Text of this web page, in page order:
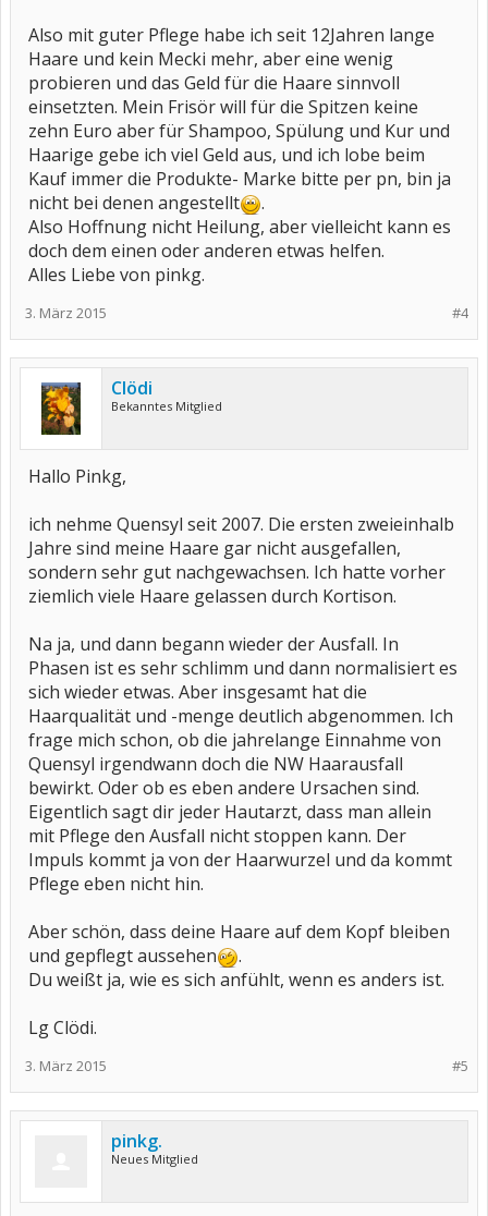
Also mit guter Pflege habe ich seit 12Jahren lange
Haare und kein Mecki mehr, aber eine wenig
probieren und das Geld für die Haare sinnvoll
einsetzten. Mein Frisör will für die Spitzen keine
zehn Euro aber für Shampoo, Spülung und Kur und
Haarige gebe ich viel Geld aus, und ich lobe beim
Kauf immer die Produkte- Marke bitte per pn, bin ja
nicht bei denen angestellt
.
Also Hoffnung nicht Heilung, aber vielleicht kann es
doch dem einen oder anderen etwas helfen.
Alles Liebe von pinkg.
#4
3. März 2015
Clödi
Bekanntes Mitglied
Hallo Pinkg,
ich nehme Quensyl seit 2007. Die ersten zweieinhalb
Jahre sind meine Haare gar nicht ausgefallen,
sondern sehr gut nachgewachsen. Ich hatte vorher
ziemlich viele Haare gelassen durch Kortison.
Na ja, und dann begann wieder der Ausfall. In
Phasen ist es sehr schlimm und dann normalisiert es
sich wieder etwas. Aber insgesamt hat die
Haarqualität und -menge deutlich abgenommen. Ich
frage mich schon, ob die jahrelange Einnahme von
Quensyl irgendwann doch die NW Haarausfall
bewirkt. Oder ob es eben andere Ursachen sind.
Eigentlich sagt dir jeder Hautarzt, dass man allein
mit Pflege den Ausfall nicht stoppen kann. Der
Impuls kommt ja von der Haarwurzel und da kommt
Pflege eben nicht hin.
Aber schön, dass deine Haare auf dem Kopf bleiben
und gepflegt aussehen
.
Du weißt ja, wie es sich anfühlt, wenn es anders ist.
Lg Clödi.
#5
3. März 2015
pinkg.
Neues Mitglied